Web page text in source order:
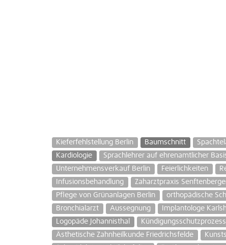
Kieferfehlstellung Berlin Baumschnitt
Kardiologie
Sprachlehrer auf ehrenamtlicher
Unternehmensverkauf Berlin
Feierlichkeiten
Infusionsbehandlung
Zaharztpraxis
Pflege von Grünanlagen Berlin
orthopädische
Bronchialarzt
Aussegnung Implantologe
Logopäde Johannisthal
Kündigungsschutzprozess
Ästhetische Zahnheilkunde Friedrichsfelde
Kunsts